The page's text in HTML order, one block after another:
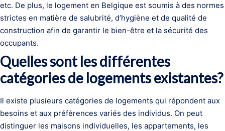
etc. De plus, le logement en Belgique est soumis à des normes
strictes en matière de salubrité, d’hygiène et de qualité de
construction afin de garantir le bien-être et la sécurité des
occupants.
Quelles sont les différentes
catégories de logements existantes?
Il existe plusieurs catégories de logements qui répondent aux
besoins et aux préférences variés des individus. On peut
distinguer les maisons individuelles, les appartements, les